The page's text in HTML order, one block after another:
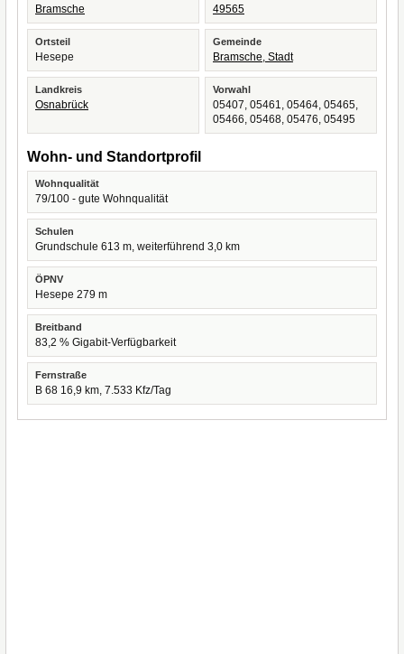
Bramsche 49565
Ortsteil
Hesepe
Gemeinde
Bramsche, Stadt
Landkreis
Osnabrück
Vorwahl
05407, 05461, 05464, 05465,
05466, 05468, 05476, 05495
Wohn- und Standortprofil
Wohnqualität
79/100 - gute Wohnqualität
Schulen
Grundschule 613 m, weiterführend 3,0 km
ÖPNV
Hesepe 279 m
Breitband
83,2 % Gigabit-Verfügbarkeit
Fernstraße
B 68 16,9 km, 7.533 Kfz/Tag